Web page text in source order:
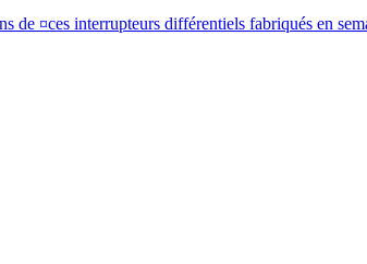
de ¤ces interrupteurs différentiels fabriqués en